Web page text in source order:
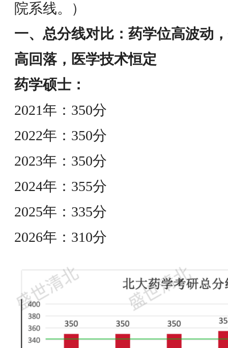
院系线。）
一、总分线对比：药学位高波动
高回落，医学技术恒定
药学硕士：
2021年：350分
2022年：350分
2023年：350分
2024年：355分
2025年：335分
2026年：310分